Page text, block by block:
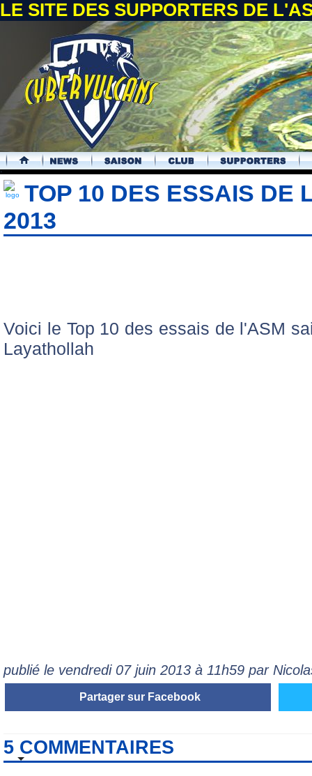
LE SITE DES SUPPORTERS DE
.
TOP 10 DES ESSAIS DE
2013
Voici le Top 10 des essais de l'ASM
Layathollah
publié le vendredi 07 juin 2013 à 11h59 par
Partager sur Facebook
5 COMMENTAIRES